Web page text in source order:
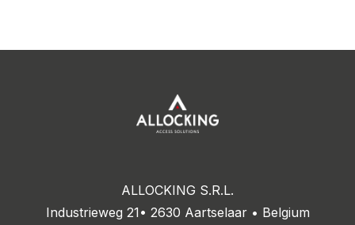
ALLOCKING S.R.L.
Industrieweg 21• 2630 Aartselaar • Belgium